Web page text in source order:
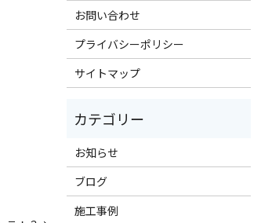
お問い合わせ
プライバシーポリシー
サイトマップ
お知らせ
ブログ
施工事例